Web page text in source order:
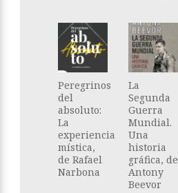
Peregrinos
del
absoluto:
La
experiencia
mística,
de Rafael
Narbona
La
Segunda
Guerra
Mundial.
Una
historia
gráfica, de
Antony
Beevor